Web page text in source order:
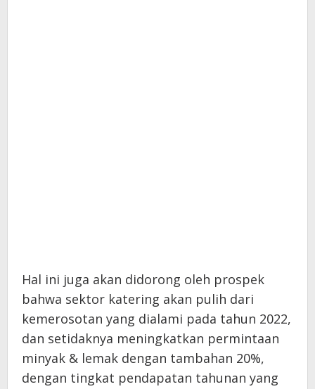
Hal ini juga akan didorong oleh prospek
bahwa sektor katering akan pulih dari
kemerosotan yang dialami pada tahun 2022,
dan setidaknya meningkatkan permintaan
minyak & lemak dengan tambahan 20%,
dengan tingkat pendapatan tahunan yang